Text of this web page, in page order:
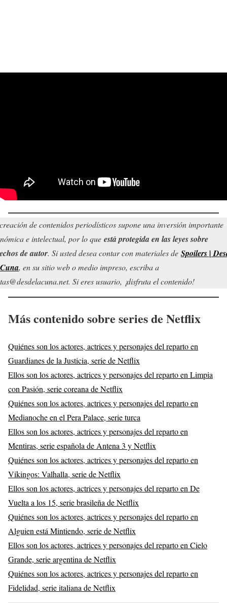
de contenidos periodísticos supone una inversión importante
e intelectual, por lo que está protegida en las leyes sobre
de autor. Si usted desea contar con materiales de Spoilers |
, en su sitio web o medio impreso, escriba a
Si eres usuario, ¡disfruta el contenido!
Más contenido sobre series de Netflix
Quiénes son los actores, actrices y personajes del reparto en
Guardianes de la Justicia, serie de Netflix
Ellos son los actores, actrices y personajes del reparto en Limpia
con Pasión, serie coreana de Netflix
Quiénes son los actores, actrices y personajes del reparto en
Medianoche en el Pera Palace, serie turca
Ellos son los actores, actrices y personajes del reparto en
Mentiras, serie española de Antena 3 y Netflix
Quiénes son los actores, actrices y personajes del reparto en
Vikingos: Valhalla, serie de Netflix
Ellos son los actores, actrices y personajes del reparto en De
Vuelta a los 15, serie brasileña de Netflix
Quiénes son los actores, actrices y personajes del reparto en
Alguien está Mintiendo, serie de Netflix
Ellos son los actores, actrices y personajes del reparto en Cielo
Grande, serie argentina de Netflix
Quiénes son los actores, actrices y personajes del reparto en
Fidelidad, serie italiana de Netflix